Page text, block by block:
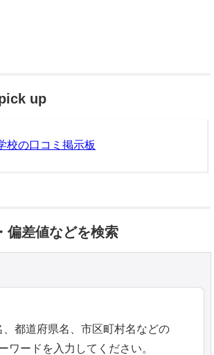
up
校の口コミ掲示板
偏差値などを検索
、都道府県名、市区町村名などの
ワードを入力してください。